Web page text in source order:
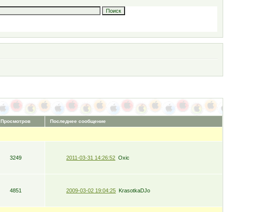
Просмотров Последнее сообщение
3249 2011-03-31 14:26:52 Oxic
4851 2009-03-02 19:04:25 KrasotkaDJo